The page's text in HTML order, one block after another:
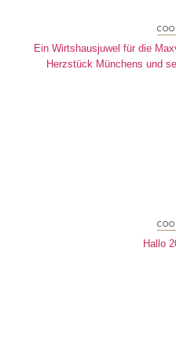
Ein Wirtshausjuwel für die
Herzstück Münchens und
Hallo